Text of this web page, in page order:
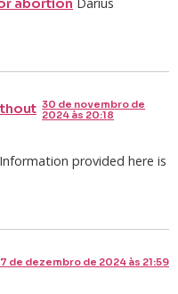
abortion
30 de novembro de
2024 às 20:18
Information provided here is
de dezembro de 2024 às 21:59